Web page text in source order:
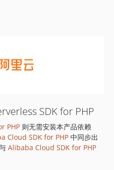
SDK for PHP
PHP 则无需安装本产品依赖
Cloud SDK for PHP 中同步出
Alibaba Cloud SDK for PHP